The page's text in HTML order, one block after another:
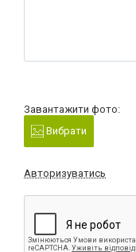
Завантажити фото:
Вибрати
Авторизуватись